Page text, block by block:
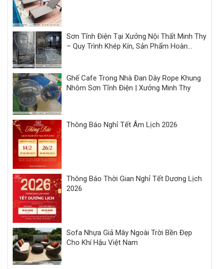
Sơn Tĩnh Điện Tại Xưởng Nội Thất Minh Thy
– Quy Trình Khép Kín, Sản Phẩm Hoàn
Ghế Cafe Trong Nhà Đan Dây Rope Khung
Nhôm Sơn Tĩnh Điện | Xưởng Minh Thy
Thông Báo Nghỉ Tết Âm Lịch 2026
Thông Báo Thời Gian Nghỉ Tết Dương Lịch
2026
Sofa Nhựa Giả Mây Ngoài Trời Bền Đẹp
Cho Khí Hậu Việt Nam